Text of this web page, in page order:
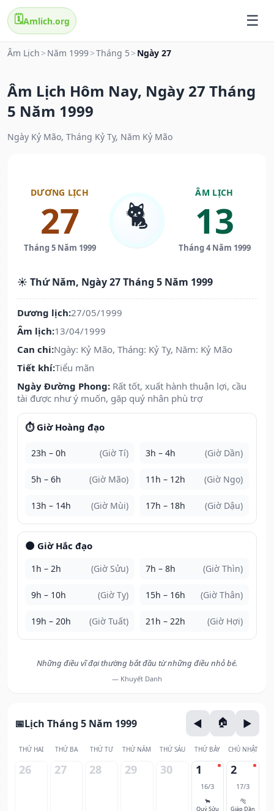
🗓️Amlich.org
Âm Lịch > Năm 1999>Tháng 5 > Ngày 27
Âm Lịch Hôm Nay, Ngày 27 Tháng
5 Năm 1999
Ngày Kỷ Mão, Tháng Kỷ Tỵ, Năm Kỷ Mão
DƯƠNG LỊCH
27
Tháng 5 Năm 1999
🐈
ÂM LỊCH
13
Tháng 4 Năm 1999
☀️ Thứ Năm, Ngày 27 Tháng 5 Năm 1999
Dương lịch:27/05/1999
Âm lịch:13/04/1999
Can chi:Ngày: Kỷ Mão, Tháng: Kỷ Tỵ, Năm: Kỷ Mão
Tiết khí:Tiểu mãn
Ngày Đường Phong: Rất tốt, xuất hành thuận lợi, cầu
tài được như ý muốn, gặp quý nhân phù trợ
⏱️ Giờ Hoàng đạo
23h – 0h (Giờ Tí) 3h – 4h (Giờ Dần)
5h – 6h (Giờ Mão) 11h – 12h (Giờ Ngọ)
13h – 14h (Giờ Mùi) 17h – 18h (Giờ Dậu)
🌑 Giờ Hắc đạo
1h – 2h (Giờ Sửu) 7h – 8h (Giờ Thìn)
9h – 10h (Giờ Tỵ) 15h – 16h (Giờ Thân)
19h – 20h (Giờ Tuất) 21h – 22h (Giờ Hợi)
Những điều vĩ đại thường bắt đầu từ những điều nhỏ bé.
— Khuyết Danh
Lịch Tháng 5 Năm 1999
THỨ HAI THỨ BA THỨ TƯ THỨ NĂM THỨ SÁU THỨ BẢY CHỦ NHẬT
26 27 28 29 30 1
16/3
🐂
Quý Sửu
2
17/3
🐅
Giáp Dần